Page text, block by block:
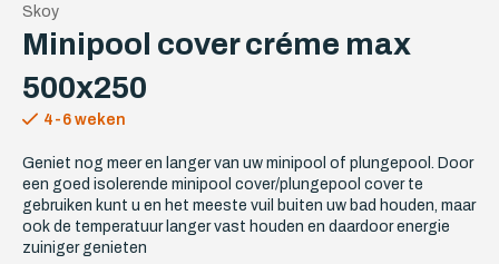
Skoy
Minipool cover créme max
500x250
4-6 weken
Geniet nog meer en langer van uw minipool of plungepool. Door
een goed isolerende minipool cover/plungepool cover te
gebruiken kunt u en het meeste vuil buiten uw bad houden, maar
ook de temperatuur langer vast houden en daardoor energie
zuiniger genieten